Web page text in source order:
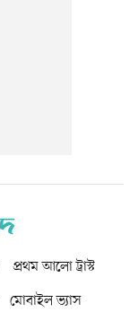
প্রথম আলো ট্রাস্ট
মোবাইল ভ্যাস